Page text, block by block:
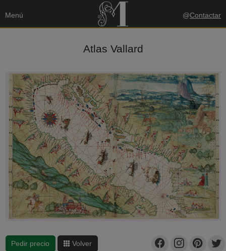
Menú @Contactar
Atlas Vallard
Pedir precio Volver